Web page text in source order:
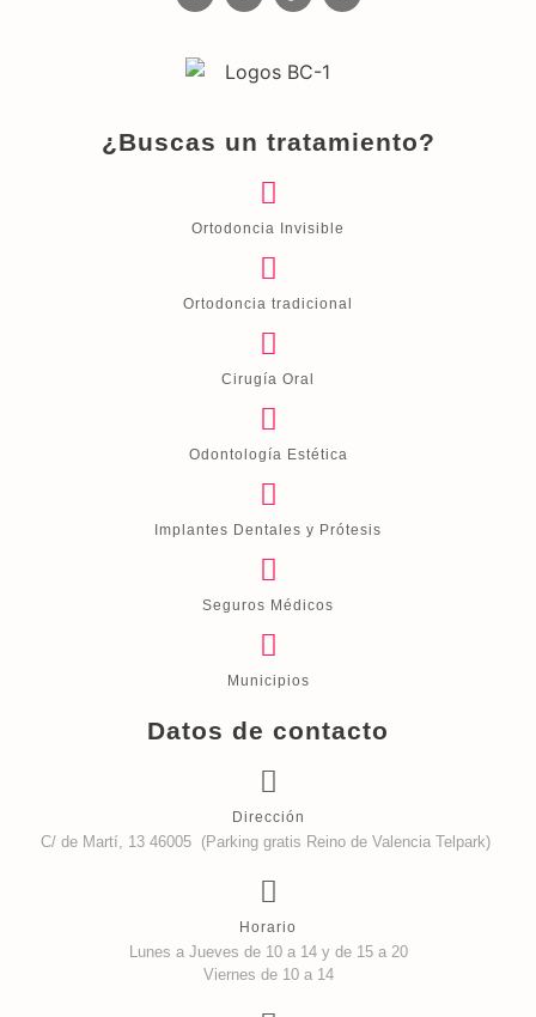
¿Buscas un tratamiento?
Ortodoncia Invisible
Ortodoncia tradicional
Cirugía Oral
Odontología Estética
Implantes Dentales y Prótesis
Seguros Médicos
Municipios
Datos de contacto
Dirección
C/ de Martí, 13 46005 (Parking gratis Reino de Valencia Telpark)
Horario
Lunes a Jueves de 10 a 14 y de 15 a 20
Viernes de 10 a 14